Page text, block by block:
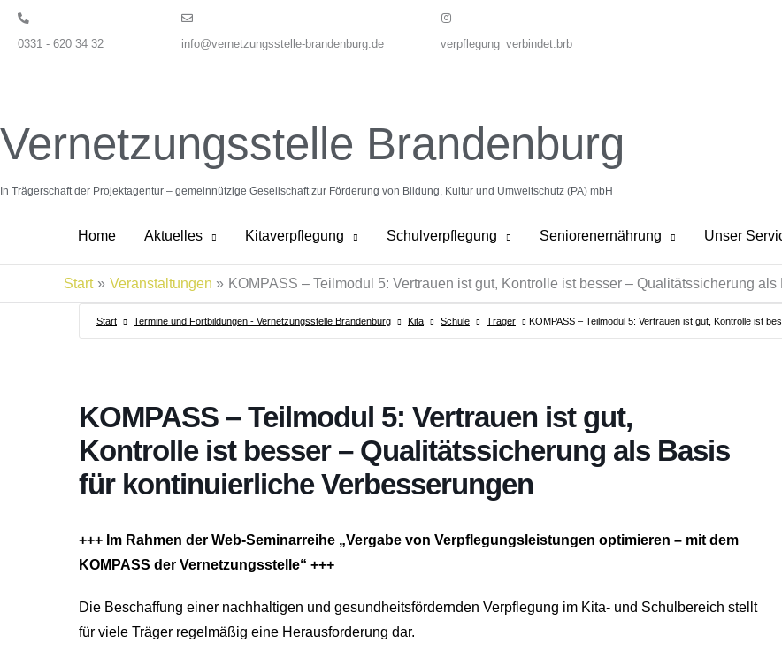
Inhalt
springen
0331 - 620 34 32 info@vernetzungsstelle-brandenburg.de verpflegung_verbindet.brb
Vernetzungsstelle Brandenburg
In Trägerschaft der Projektagentur – gemeinnützige Gesellschaft zur Förderung von Bildung, Kultur und Umweltschutz (PA) mbH
Home Aktuelles Kitaverpflegung Schulverpflegung Seniorenernährung Unser
Start Veranstaltungen KOMPASS – Teilmodul 5: Vertrauen ist gut, Kontrolle ist besser – Qualitätssicherung
Start Termine und Fortbildungen - Vernetzungsstelle Brandenburg Kita Schule Träger KOMPASS – Teilmodul 5: Vertrauen ist gut, Kontrolle ist
KOMPASS – Teilmodul 5: Vertrauen ist gut,
Kontrolle ist besser – Qualitätssicherung als Basis
für kontinuierliche Verbesserungen
+++ Im Rahmen der Web-Seminarreihe „Vergabe von Verpflegungsleistungen optimieren – mit dem
KOMPASS der Vernetzungsstelle“ +++
Die Beschaffung einer nachhaltigen und gesundheitsfördernden Verpflegung im Kita- und Schulbereich stellt
für viele Träger regelmäßig eine Herausforderung dar.